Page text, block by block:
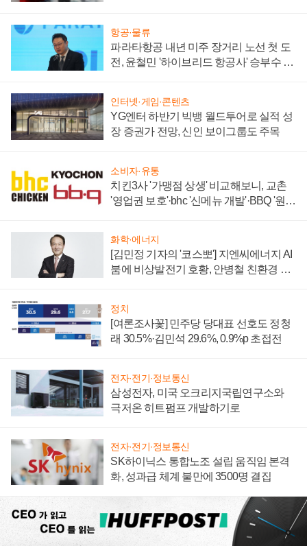
항공·물류
파라타항공 내년 미주 장거리 노선 첫 도
전, 윤철민 '하이브리드 항공사' 승부수 통
인터넷·게임·콘텐츠
YG엔터 하반기 빅뱅 월드투어로 실적 성
장 증권가 전망, 신인 보이그룹도 주목
소비자·유통
치킨3사 '가맹점 상생' 비교해보니, 교촌
'영업권 보호'·bhc '신메뉴 개발'·BBQ '원가
화학·에너지
[김민정 기자의 '코스뽀'] 지엔씨에너지 AI
붐에 비상발전기 호황, 안병철 친환경 에
정치
[여론조사꽃] 민주당 당대표 선호도 정청
래 30.5%·김민석 29.6%, 0.9%p 초접전
전자·전기·정보통신
삼성전자, 미국 오크리지국립연구소와
극저온 히트펌프 개발하기로
전자·전기·정보통신
SK하이닉스 통합노조 설립 움직임 본격
화, 성과급 체계 불만에 3500명 결집